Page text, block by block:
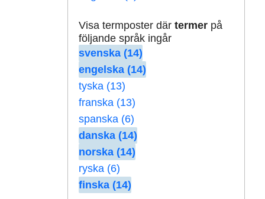
Visa termposter där termerpå
följande språk ingår
svenska (14)
engelska (14)
tyska (13)
franska (13)
spanska (6)
danska (14)
norska (14)
ryska (6)
finska (14)